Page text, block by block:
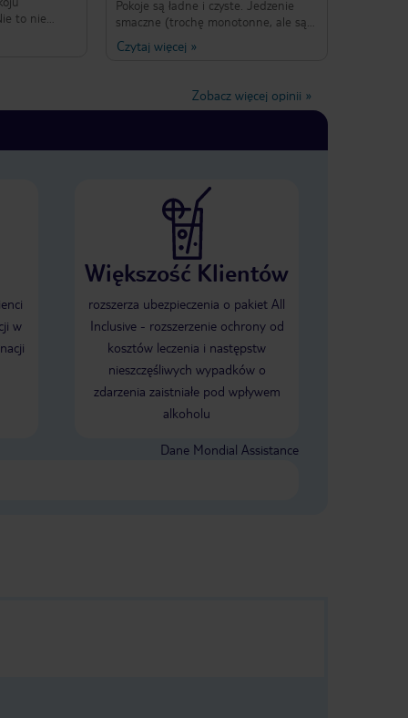
to nie
toalecie.
lub
we
działała od
Pokoje są ładne i czyste. Jedzenie
smaczne (trochę monotonne, ale są
też tutejsze przysmaki). Okolica wokół
hotelu bardzo przyjemna, drzewa
mają co robić. Ogółem bardzo
Czytaj więcej »
Zobacz więcej opinii »
w
Większość Klientów
rozszerza ubezpieczenia o pakiet All
Inclusive - rozszerzenie ochrony od
kosztów leczenia i następstw
nieszczęśliwych wypadków o
zdarzenia zaistniałe pod wpływem
alkoholu
Dane Mondial Assistance